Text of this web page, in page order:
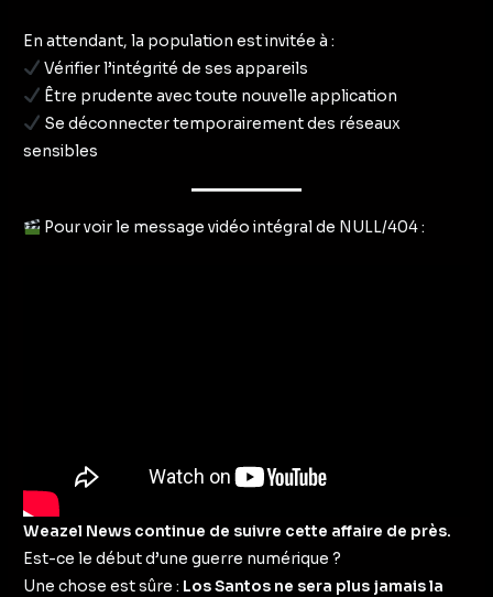
En attendant, la population est invitée à :
Vérifier l’intégrité de ses appareils
Être prudente avec toute nouvelle application
Se déconnecter temporairement des réseaux
sensibles
Pour voir le message vidéo intégral de NULL/404 :
Weazel News continue de suivre cette affaire de près.
Est-ce le début d’une guerre numérique ?
Une chose est sûre : Los Santos ne sera plus jamais la